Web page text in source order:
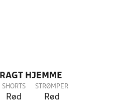
HJEMME
SHORTS
Rød
STRØMPER
Rød